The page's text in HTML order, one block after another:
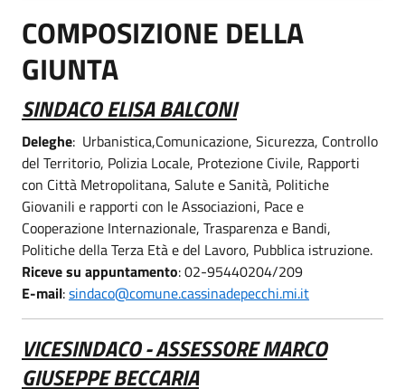
COMPOSIZIONE DELLA
GIUNTA
SINDACO ELISA BALCONI
Deleghe: Urbanistica,Comunicazione, Sicurezza, Controllo
del Territorio, Polizia Locale, Protezione Civile, Rapporti
con Città Metropolitana, Salute e Sanità, Politiche
Giovanili e rapporti con le Associazioni, Pace e
Cooperazione Internazionale, Trasparenza e Bandi,
Politiche della Terza Età e del Lavoro, Pubblica istruzione.
Riceve su appuntamento: 02-95440204/209
E-mail:sindaco@comune.cassinadepecchi.mi.it
VICESINDACO - ASSESSORE MARCO
GIUSEPPE BECCARIA